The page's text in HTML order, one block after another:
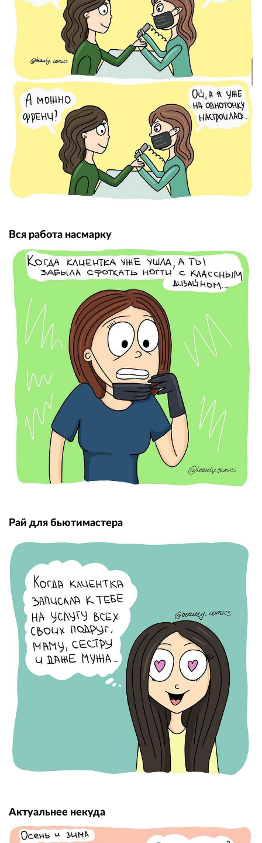
Вся работа насмарку
Рай для бьютимастера
Актуальнее некуда